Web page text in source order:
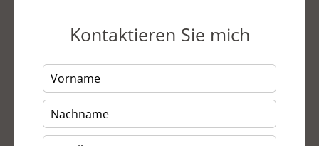
Kontaktieren Sie mich